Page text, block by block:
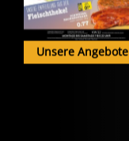
Unsere Angebote